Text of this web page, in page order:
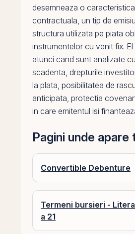
desemneaza o
contractuala, un tip de
structura utilizata pe piata
instrumentelor cu venit fix. El
atunci cand sunt analizate
scadenta, drepturile
la plata, posibilitatea de
anticipata, protectia
in care emitentul isi
Pagini unde apare
Convertible Debenture
Termeni bursieri -
a 21